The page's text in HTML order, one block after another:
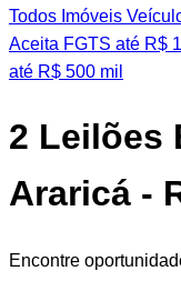
Todos Imóveis
Aceita FGTS até R$
até R$ 500 mil
2 Leilões
Araricá -
Encontre